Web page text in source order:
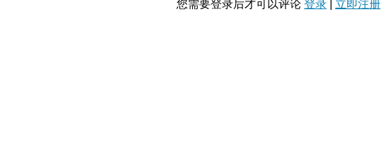
您需要登录后才可以评论 登录 立即注册